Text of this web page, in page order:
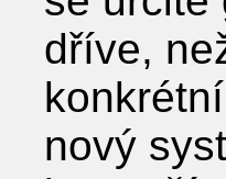
dříve,
nový